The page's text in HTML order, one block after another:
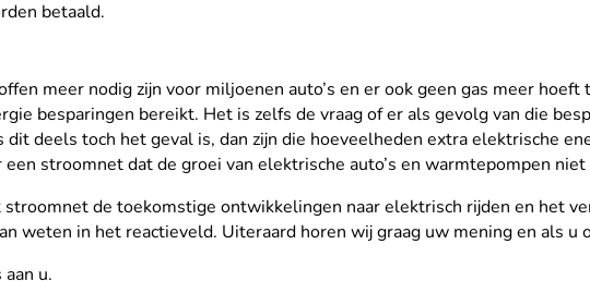
betaald.
meer nodig zijn voor miljoenen auto’s en er ook geen gas meer
besparingen bereikt. Het is zelfs de vraag of er als gevolg van die
deels toch het geval is, dan zijn die hoeveelheden extra elektrische
stroomnet dat de groei van elektrische auto’s en warmtepompen
de toekomstige ontwikkelingen naar elektrisch rijden en het
weten in het reactieveld. Uiteraard horen wij graag uw mening en als
u.